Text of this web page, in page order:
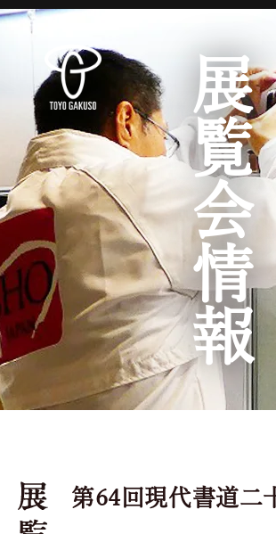
展覧会情報
第64回現代書道二